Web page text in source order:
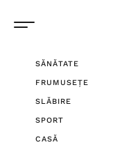
SĂNĂTATE
FRUMUSEȚE
SLĂBIRE
SPORT
CASĂ